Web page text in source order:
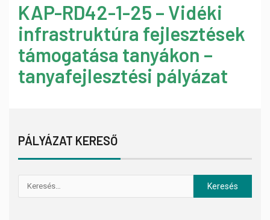
KAP-RD42-1-25 – Vidéki
infrastruktúra fejlesztések
támogatása tanyákon –
tanyafejlesztési pályázat
PÁLYÁZAT KERESŐ